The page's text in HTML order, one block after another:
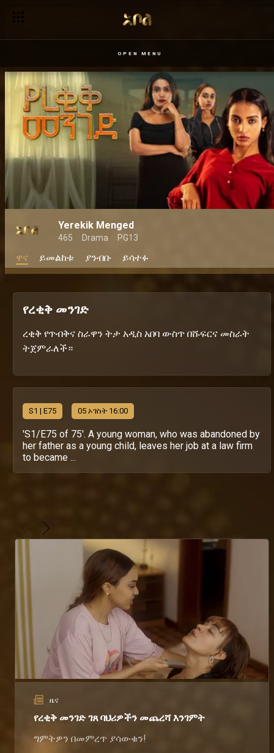
OPEN MENU
Yerekik Menged
465 Drama PG13
ዋና ይመልከቱ ያንብቡ ይሳተፉ
የረቂቅ መንገድ
ረቂቅ የጥብቅና ስራዋን ትታ አዲስ አበባ ውስጥ በሹፍርና መስራት
ትጀምራለች።
S1 | E75 05 ኦገስት 16:00
'S1/E75 of 75'. A young woman, who was abandoned by
her father as a young child, leaves her job at a law firm
to became ...
ዜና
የረቂቅ መንገድ ገጸ ባህሪዎችን መጨረሻ እንገምት
ግምትዎን በመምረጥ ያሳውቁን!